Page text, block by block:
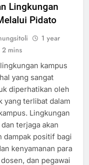
Lingkungan
Pidato
1 year
2 mins
kampus
yang sangat
diperhatikan oleh
yang terlibat dalam
Lingkungan
terjaga akan
dampak positif bagi
kenyamanan para
dan pegawai